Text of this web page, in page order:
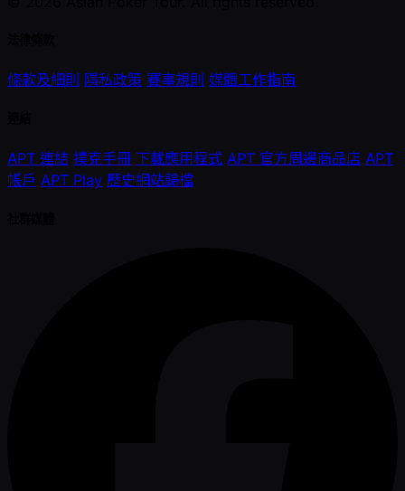
條款及細則 隱私政策 賽事規則 媒體工作指南
APT 連結 撲克手冊 下載應用程式 APT 官方周邊商品店 APT
帳戶 APT Play 歷史網站歸檔